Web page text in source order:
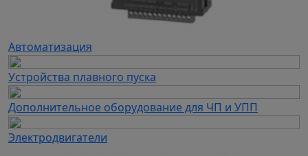
Автоматизация
Устройства плавного пуска
Дополнительное оборудование для ЧП и УПП
Электродвигатели